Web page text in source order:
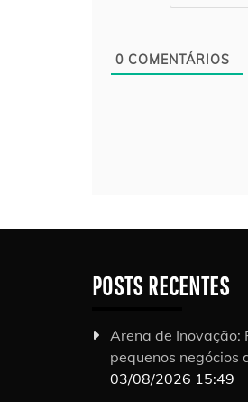
0 COMENTÁRIOS
POSTS RECENTES
Arena de Inovação:
pequenos negócios
03/08/2026 15:49